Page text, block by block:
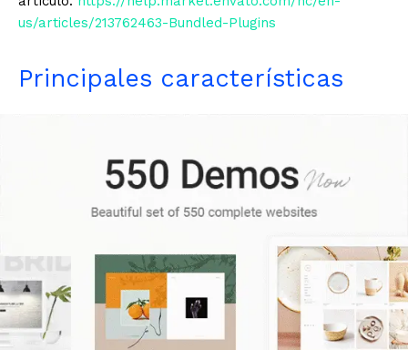
us/articles/213762463-Bundled-Plugins
Principales características